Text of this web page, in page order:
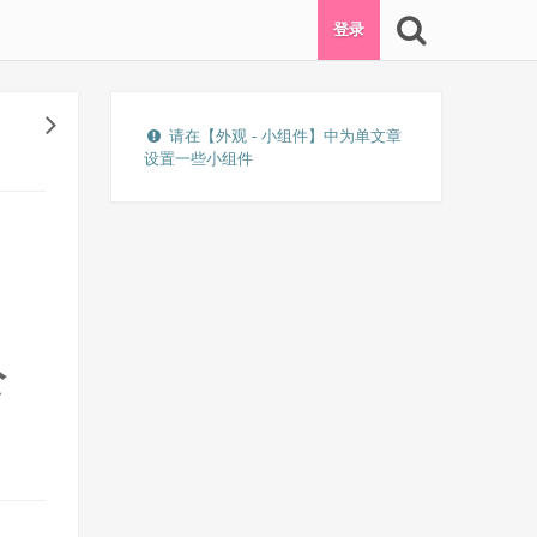
登录
请在【外观 - 小组件】中为单文章
设置一些小组件